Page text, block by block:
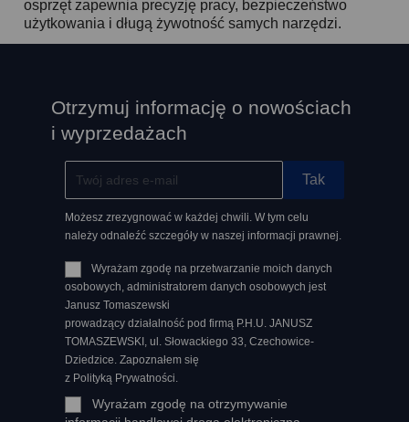
osprzęt zapewnia precyzję pracy, bezpieczeństwo
użytkowania i długą żywotność samych narzędzi.
Otrzymuj informację o nowościach
i wyprzedażach
Możesz zrezygnować w każdej chwili. W tym celu
należy odnaleźć szczegóły w naszej informacji prawnej.
Wyrażam zgodę na przetwarzanie moich danych
osobowych, administratorem danych osobowych jest
Janusz Tomaszewski
prowadzący działalność pod firmą P.H.U. JANUSZ
TOMASZEWSKI, ul. Słowackiego 33, Czechowice-
Dziedzice. Zapoznałem się
z Polityką Prywatności.
Wyrażam zgodę na otrzymywanie